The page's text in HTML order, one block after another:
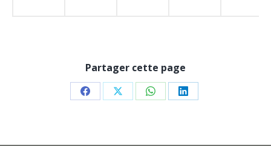
Partager cette page
PartagerPartagerPartagerPartager